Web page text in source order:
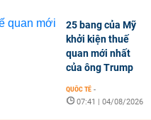
25 bang của Mỹ
khởi kiện thuế
quan mới nhất
của ông Trump
QUỐC TẾ -
07:41 | 04/08/2026